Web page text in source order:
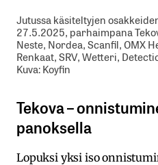
Jutussa käsiteltyjen
27.5.2025, parhaimpana
Neste, Nordea, Scanfil, OMX
Renkaat, SRV, Wetteri,
Kuva: Koyfin
Tekova –
panoksella
Lopuksi yksi iso